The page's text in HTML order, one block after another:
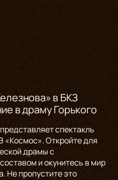
в БКЗ
в драму Горького
спектакль
«Космос». Откройте для
драмы с
и окунитесь в мир
Не пропустите это